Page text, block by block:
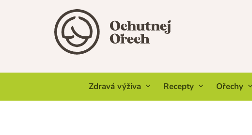
Zdravá výživa Recepty Ořechy